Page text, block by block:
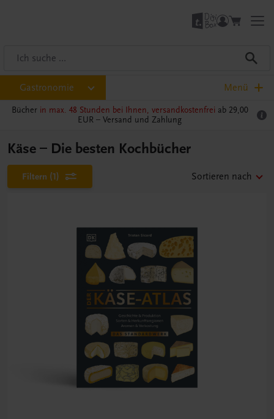
Gastronomie Menü
Bücher in max. 48 Stunden bei Ihnen, versandkostenfrei ab 29,00
EUR – Versand und Zahlung
Käse – Die besten Kochbücher
Filtern (1) Sortieren nach